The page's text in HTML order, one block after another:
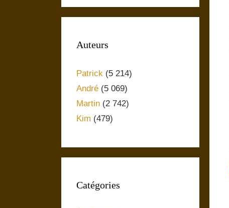
Auteurs
Patrick (5 214)
André (5 069)
Martin (2 742)
Kim (479)
Catégories